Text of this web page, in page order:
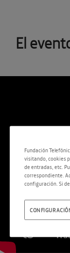
El
Fundación
visitando, cookies
de entradas, etc.
correspondiente.
configuración. Si